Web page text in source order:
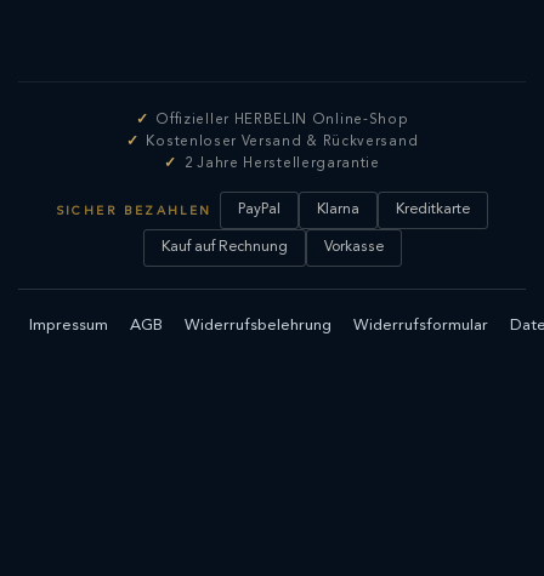
Offizieller HERBELIN Online-Shop
Kostenloser Versand & Rückversand
2 Jahre Herstellergarantie
SICHER BEZAHLEN PayPal Klarna Kreditkarte
Kauf auf Rechnung Vorkasse
Impressum AGB Widerrufsbelehrung Widerrufsformular